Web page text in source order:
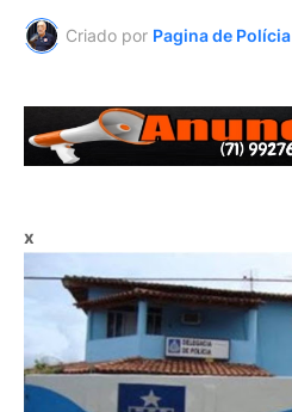
Criado por Pagina de Polícia
x